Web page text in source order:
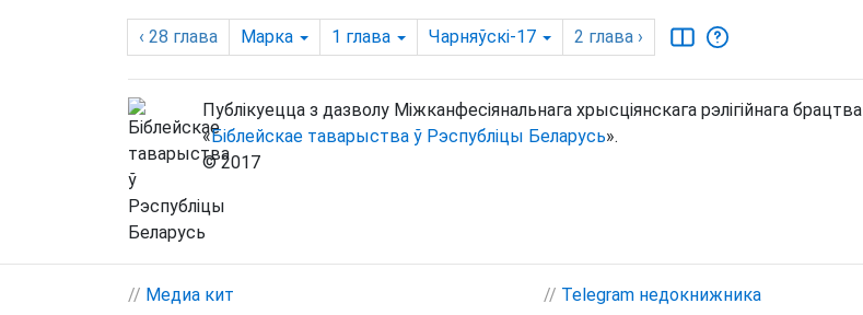
‹ 28 глава Марка 1 глава Чарняўскі-17 2 глава ›
Публікуецца з дазволу Міжканфесіянальнага хрысціянскага рэлігійнага брацтва
«Біблейскае таварыства ў Рэспубліцы Беларусь».
© 2017
// Медиа кит // Telegram недокнижника